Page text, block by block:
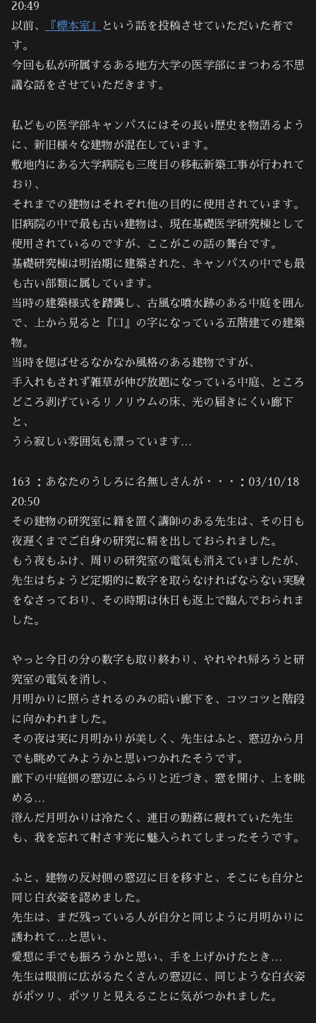
20:49
以前、
『標本室』
という話を投稿させていただいた者で
す。
今回も私が所属するある地方大学の医学部にまつわる不思
議な話をさせていただきます。
私どもの医学部キャンパスにはその長い歴史を物語るよう
に、新旧様々な建物が混在しています。
敷地内にある大学病院も三度目の移転新築工事が行われて
おり、
それまでの建物はそれぞれ他の目的に使用されています。
旧病院の中で最も古い建物は、現在基礎医学研究棟として
使用されているのですが、ここがこの話の舞台です。
基礎研究棟は明治期に建築された、キャンパスの中でも最
も古い部類に属しています。
当時の建築様式を踏襲し、古風な噴水跡のある中庭を囲ん
で、上から見ると『口』の字になっている五階建ての建築
物。
当時を偲ばせるなかなか風格のある建物ですが、
手入れもされず雑草が伸び放題になっている中庭、ところ
どころ剥げているリノリウムの床、光の届きにくい廊下
と、
うら寂しい雰囲気も漂っています…
163 ：あなたのうしろに名無しさんが・・・：03/10/18
20:50
その建物の研究室に籍を置く講師のある先生は、その日も
夜遅くまでご自身の研究に精を出しておられました。
もう夜もふけ、周りの研究室の電気も消えていましたが、
先生はちょうど定期的に数字を取らなければならない実験
をなさっており、その時期は休日も返上で臨んでおられま
した。
やっと今日の分の数字も取り終わり、やれやれ帰ろうと研
究室の電気を消し、
月明かりに照らされるのみの暗い廊下を、コツコツと階段
に向かわれました。
その夜は実に月明かりが美しく、先生はふと、窓辺から月
でも眺めてみようかと思いつかれたそうです。
廊下の中庭側の窓辺にふらりと近づき、窓を開け、上を眺
める…
澄んだ月明かりは冷たく、連日の勤務に疲れていた先生
も、我を忘れて射さす光に魅入られてしまったそうです。
ふと、建物の反対側の窓辺に目を移すと、そこにも自分と
同じ白衣姿を認めました。
先生は、まだ残っている人が自分と同じように月明かりに
誘われて…と思い、
愛想に手でも振ろうかと思い、手を上げかけたとき…
先生は眼前に広がるたくさんの窓辺に、同じような白衣姿
がポツリ、ポツリと見えることに気がつかれました。